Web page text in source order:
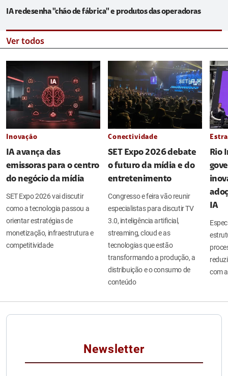
IA redesenha "chão de fábrica" e produtos das operadoras
Ver todos
Inovação
IA avança das
emissoras para o centro
do negócio da mídia
SET Expo 2026 vai discutir
como a tecnologia passou a
orientar estratégias de
monetização, infraestrutura e
competitividade
Conectividade
SET Expo 2026 debate
o futuro da mídia e do
entretenimento
Congresso e feira vão reunir
especialistas para discutir TV
3.0, inteligência artificial,
streaming, cloud e as
tecnologias que estão
transformando a produção, a
distribuição e o consumo de
conteúdo
Rio
IA
com
Newsletter